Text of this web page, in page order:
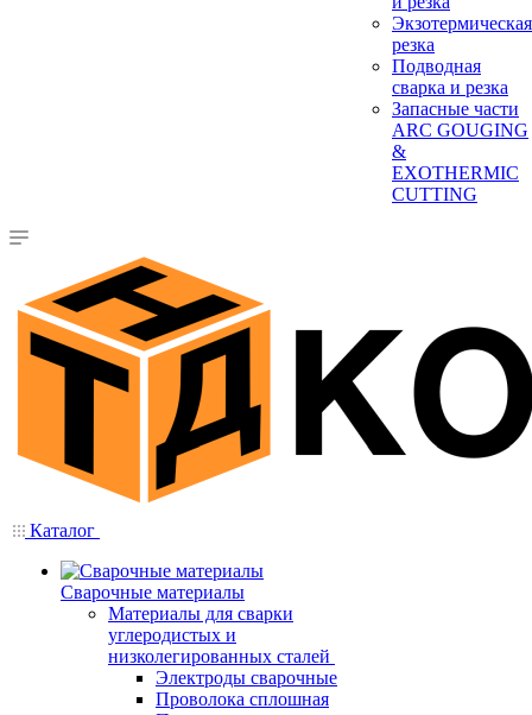
Экзотермическая
резка
Подводная
сварка и резка
Запасные части
ARC GOUGING
&
EXOTHERMIC
CUTTING
Каталог
Сварочные материалы
Материалы для сварки
углеродистых и
низколегированных сталей
Электроды сварочные
Проволока сплошная